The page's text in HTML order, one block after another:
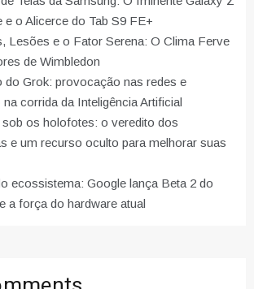
e o Alicerce do Tab S9 FE+
Lesões e o Fator Serena: O Clima Ferve
de Wimbledon
do Grok: provocação nas redes e
corrida da Inteligência Artificial
sob os holofotes: o veredito dos
e um recurso oculto para melhorar suas
ecossistema: Google lança Beta 2 do
a força do hardware atual